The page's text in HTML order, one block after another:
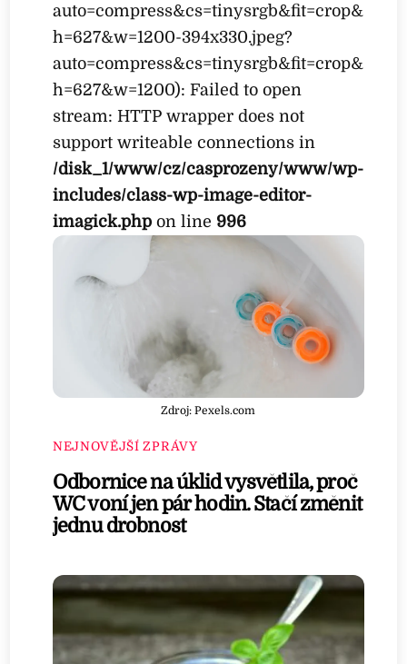
auto=compress&cs=tinysrgb&fit=crop&
h=627&w=1200-394x330.jpeg?
auto=compress&cs=tinysrgb&fit=crop&
h=627&w=1200): Failed to open
stream: HTTP wrapper does not
support writeable connections in
/disk_1/www/cz/casprozeny/www/wp-
includes/class-wp-image-editor-
imagick.php on line 996
Zdroj: Pexels.com
NEJNOVĚJŠÍ ZPRÁVY
Odbornice na úklid vysvětlila, proč
WC voní jen pár hodin. Stačí změnit
jednu drobnost